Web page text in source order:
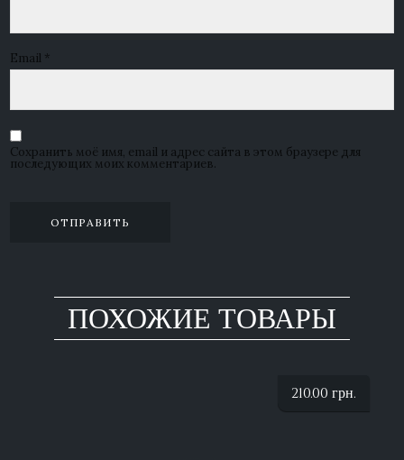
Email *
Сохранить моё имя, email и адрес сайта в этом браузере для
последующих моих комментариев.
ПОХОЖИЕ ТОВАРЫ
210.00 грн.